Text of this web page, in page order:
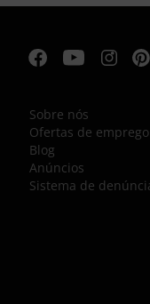
Sobre nós
Ofertas de emprego
Blog
Anúncios
Sistema de